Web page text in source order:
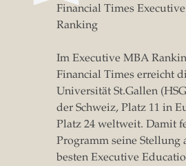
Financial Times
Ranking
Im Executive MBA
Financial Times erreicht
Universität St.Gallen
der Schweiz, Platz 11 in
Platz 24 weltweit. Damit
Programm seine Stellung
besten Executive